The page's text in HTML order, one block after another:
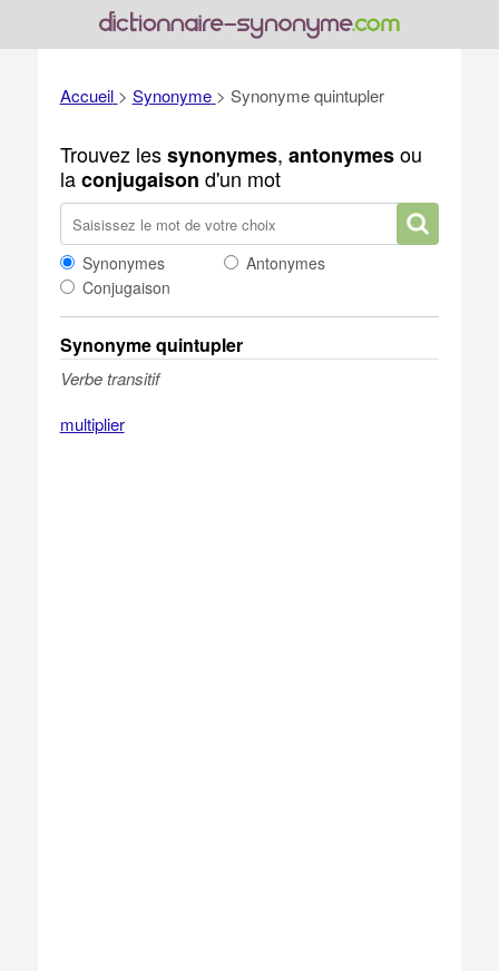
Accueil > Synonyme > Synonyme quintupler
Trouvez lessynonymes, antonymesou
laconjugaison d'un mot
Synonymes
Antonymes
Conjugaison
Synonyme quintupler
Verbe transitif
multiplier